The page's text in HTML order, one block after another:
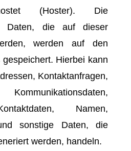
(Hoster). Die
Daten, die auf dieser
werden auf den
Hierbei kann
Kontaktanfragen,
Namen,
sonstige Daten, die
werden, handeln.